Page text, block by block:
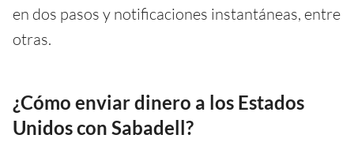
en dos pasos y notificaciones instantáneas, entre
otras.
¿Cómo enviar dinero a los Estados
Unidos con Sabadell?